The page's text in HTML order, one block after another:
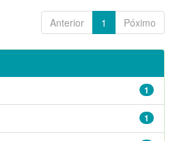
Anterior 1 Póximo
1
1